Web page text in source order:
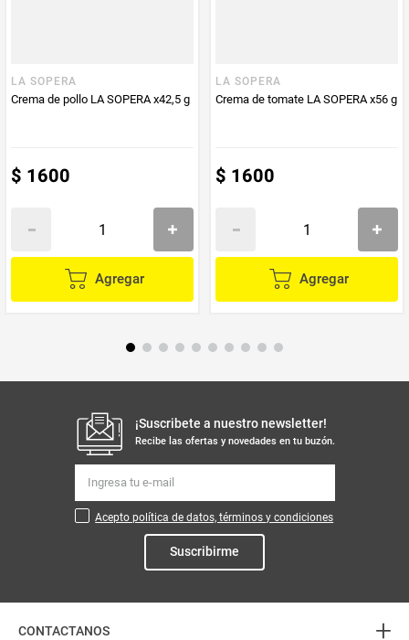
LA SOPERA
Crema de pollo LA SOPERA x42,5 g
$ 1600
Agregar
LA SOPERA
Crema de tomate LA SOPERA x56 g
$ 1600
Agregar
¡Suscribete a nuestro newsletter!
Recibe las ofertas y novedades en tu buzón.
Acepto política de datos, términos y condiciones
Suscribirme
CONTACTANOS +